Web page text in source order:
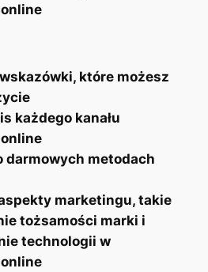
które możesz
każdego kanału
darmowych metodach
marketingu, takie
tożsamości marki i
technologii w